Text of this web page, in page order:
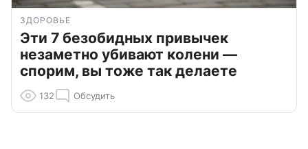
ЗДОРОВЬЕ
Эти 7 безобидных привычек
незаметно убивают колени —
спорим, вы тоже так делаете
132 Обсудить